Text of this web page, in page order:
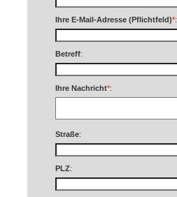
Ihre E-Mail-Adresse (Pflichtfeld)*:
Betreff:
Ihre Nachricht*:
Straße:
PLZ: